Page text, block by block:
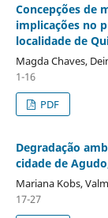
Concepções de
implicações no
localidade de
Magda Chaves,
1-16
PDF
Degradação
cidade de
Mariana Kobs,
17-27